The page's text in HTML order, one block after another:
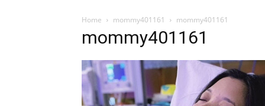
Home mommy401161 mommy401161
mommy401161